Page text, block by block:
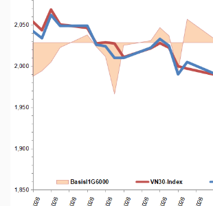
TRÁI
PHIẾU
CÔNG
CỤ
ĐẦU
TƯ